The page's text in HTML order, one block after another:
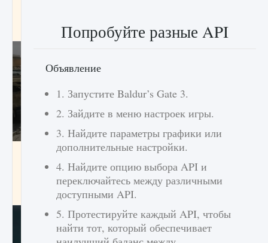
9 августа 2024 2 064 0 1
Как исправить текстовую ошибку
пользовательского интерфейса Delta
Force Hawk Ops
9 августа 2024
Попробуйте разные API
Объявление
1. Запустите Baldur’s Gate 3.
2. Зайдите в меню настроек игры.
3. Найдите параметры графики или
дополнительные настройки.
4. Найдите опцию выбора API и
переключайтесь между различными
доступными API.
5. Протестируйте каждый API, чтобы
найти тот, который обеспечивает